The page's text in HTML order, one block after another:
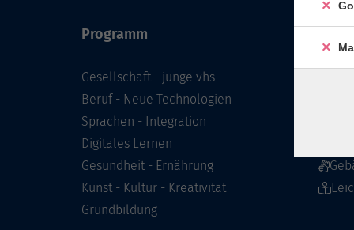
Programm
Gesellschaft - junge vhs
Beruf - Neue Technologien
Sprachen - Integration
Digitales Lernen
Gesundheit - Ernährung
Kunst - Kultur - Kreativität
Grundbildung